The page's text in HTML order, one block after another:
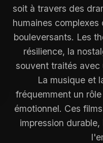
soit à travers des
humaines complexes
bouleversants. Les
résilience, la
souvent traités avec
La musique et
fréquemment un
émotionnel. Ces
impression